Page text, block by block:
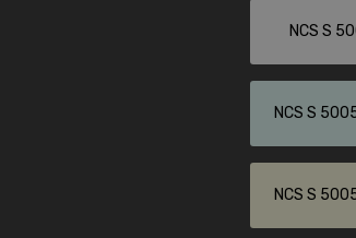
NCS S
NCS S
NCS S